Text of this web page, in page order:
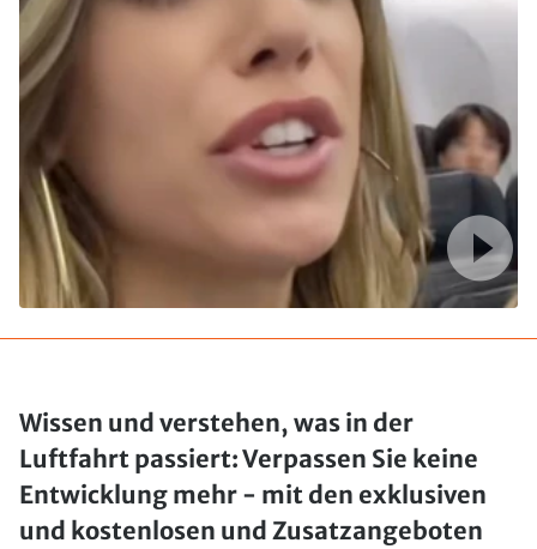
Wissen und verstehen, was in der
Luftfahrt passiert: Verpassen Sie keine
Entwicklung mehr - mit den exklusiven
und kostenlosen und Zusatzangeboten